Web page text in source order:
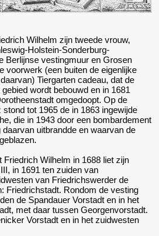
Wilhelm zijn tweede vrouw,
Holstein-Sonderburg-
Berlijnse vestingmuur en Grosen
voorwerk (een buiten de eigenlijke
Tiergarten cadeau, dat de
wordt bebouwd en in 1681
omgedoopt. Op de
tot 1965 de in 1863 ingewijde
die in 1943 door een bombardement
uitbrandde en waarvan de
Wilhelm in 1688 liet zijn
in 1691 ten zuiden van
van Friedrichswerder de
Friedrichstadt. Rondom de vesting
de Spandauer Vorstadt en in het
met daar tussen Georgenvorstadt.
Vorstadt en in het zuidwesten